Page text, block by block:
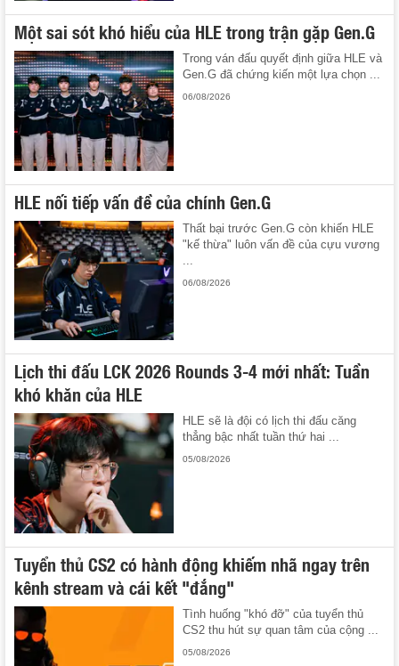
Một sai sót khó hiểu của HLE trong trận gặp Gen.G
Trong ván đấu quyết định giữa HLE và
Gen.G đã chứng kiến một lựa chọn ...
06/08/2026
HLE nối tiếp vấn đề của chính Gen.G
Thất bại trước Gen.G còn khiến HLE
"kế thừa" luôn vấn đề của cựu vương
06/08/2026
Lịch thi đấu LCK 2026 Rounds 3-4 mới nhất: Tuần
khó khăn của HLE
HLE sẽ là đội có lịch thi đấu căng
thẳng bậc nhất tuần thứ hai ...
05/08/2026
Tuyển thủ CS2 có hành động khiếm nhã ngay trên
kênh stream và cái kết "đắng"
Tình huống "khó đỡ" của tuyển thủ
CS2 thu hút sự quan tâm của cộng ...
05/08/2026